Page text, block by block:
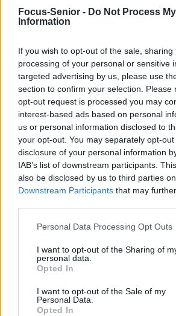
Focus-Senior - Do Not Process
Information
If you wish to opt-out of the sale,
processing of your personal or sensitive
targeted advertising by us, please use
section to confirm your selection. Please
opt-out request is processed you may
interest-based ads based on personal
us or personal information disclosed to
your opt-out. You may separately opt-
disclosure of your personal information
IAB’s list of downstream participants.
also be disclosed by us to third parties
Downstream Participants that may
Personal Data Processing Opt Outs
I want to opt-out of the Sharing of
personal data.
Opted In
I want to opt-out of the Sale of my
Personal Data.
Opted In
RELATED ARTICLES MORE
Santé
Sieste après 65 ans : la
clé pour préserver votre
cerveau ou le mettre en
Santé
Ménopause et
problèmes urinaires : le
secret inattendu des
sous-vêtements à
découvrir
Covid : quels sont les deux nouveaux
concerne la sexualité ?
Covid-19 : l’alerte des infirmiers en